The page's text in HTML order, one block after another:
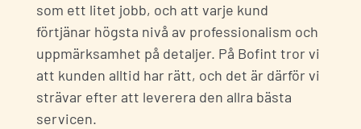
som ett litet jobb, och att varje kund
förtjänar högsta nivå av professionalism och
uppmärksamhet på detaljer. På Bofint tror vi
att kunden alltid har rätt, och det är därför vi
strävar efter att leverera den allra bästa
servicen.